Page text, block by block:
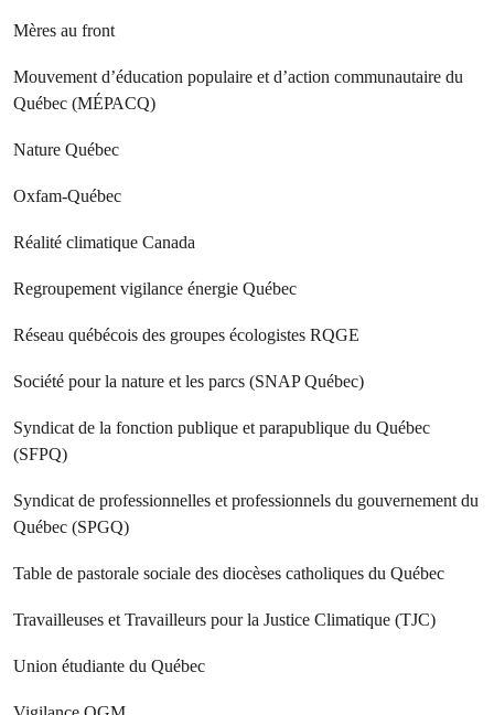
Mères au front
Mouvement d’éducation populaire et d’action communautaire du
Québec (MÉPACQ)
Nature Québec
Oxfam-Québec
Réalité climatique Canada
Regroupement vigilance énergie Québec
Réseau québécois des groupes écologistes RQGE
Société pour la nature et les parcs (SNAP Québec)
Syndicat de la fonction publique et parapublique du Québec
(SFPQ)
Syndicat de professionnelles et professionnels du gouvernement du
Québec (SPGQ)
Table de pastorale sociale des diocèses catholiques du Québec
Travailleuses et Travailleurs pour la Justice Climatique (TJC)
Union étudiante du Québec